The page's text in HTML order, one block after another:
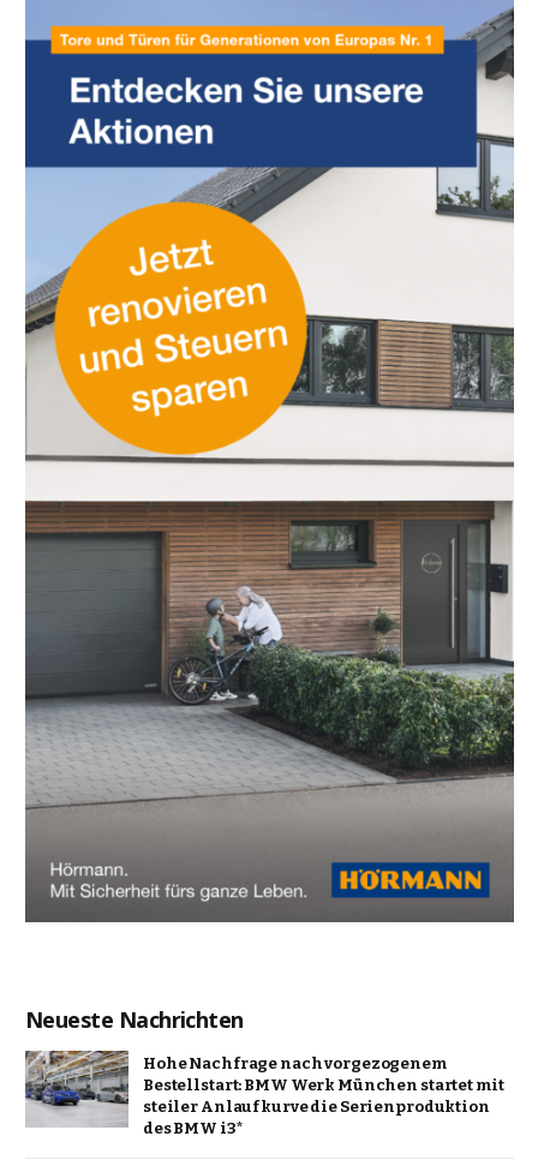
Neueste Nachrichten
Hohe Nachfrage nach vorgezogenem
Bestellstart: BMW Werk München startet mit
steiler Anlaufkurve die Serienproduktion
des BMW i3*